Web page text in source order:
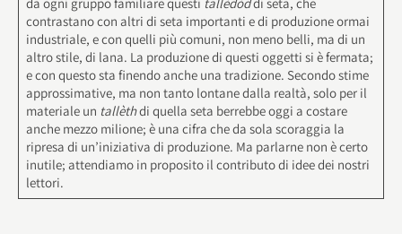
contrastano con altri di seta importanti e di produzione ormai
industriale, e con quelli più comuni, non meno belli, ma di un
altro stile, di lana. La produzione di questi oggetti si è fermata;
e con questo sta finendo anche una tradizione. Secondo stime
approssimative, ma non tanto lontane dalla realtà, solo per il
materiale un tallèthdi quella seta berrebbe oggi a costare
anche mezzo milione; è una cifra che da sola scoraggia la
ripresa di un’iniziativa di produzione. Ma parlarne non è certo
inutile; attendiamo in proposito il contributo di idee dei nostri
lettori.